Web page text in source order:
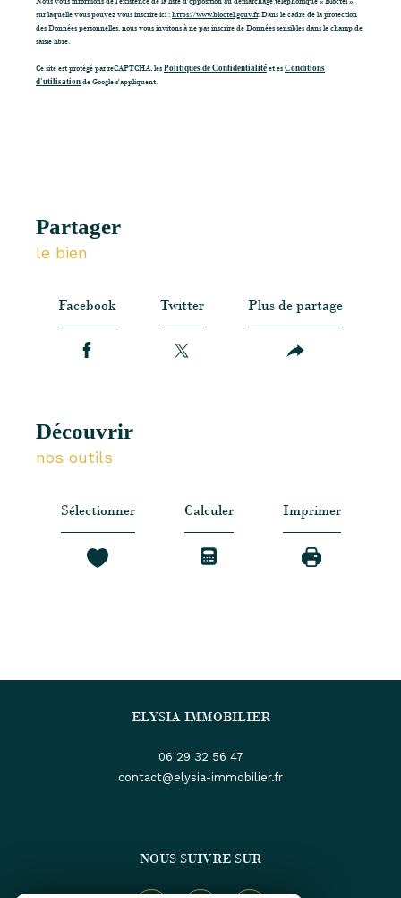
sur laquelle vous pouvez vous inscrire ici :https://www.bloctel.gouv.fr. Dans le cadre de la protection
des Données personnelles, nous vous invitons à ne pas inscrire de Données sensibles dans le champ de
saisie libre.
Ce site est protégé par reCAPTCHA, les Politiques de Confidentialité et es Conditions
d'utilisation de Google s'appliquent.
partager
le bien
Facebook Twitter Plus de partage
découvrir
nos outils
Sélectionner Calculer Imprimer
ELYSIA IMMOBILIER
06 29 32 56 47
contact@elysia-immobilier.fr
NOUS SUIVRE SUR